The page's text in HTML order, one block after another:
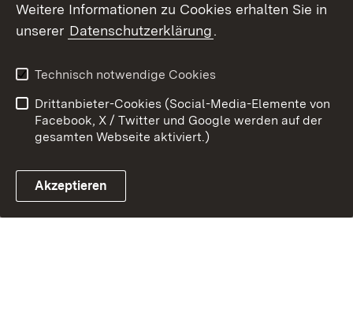
Kontakt
Benutzungshinweise
Datenschutz
Barrierefreiheit
Impressum
Weitere Informationen zu Cookies erhalten Sie in
unserer Datenschutzerklärung.
Technisch notwendige Cookies
Drittanbieter-Cookies (Social-Media-Elemente von
Facebook, X / Twitter und Google werden auf der
gesamten Webseite aktiviert.)
Akzeptieren